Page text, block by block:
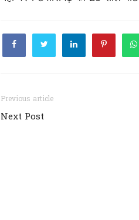
Previous article
Next Post